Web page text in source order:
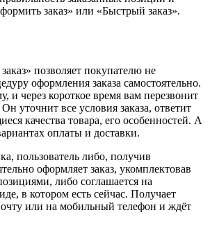
заказ» или «Быстрый заказ».
позволяет покупателю не
оформления заказа самостоятельно.
и через короткое время вам перезвонит
уточнит все условия заказа, ответит
качества товара, его особенностей. А
оплаты и доставки.
пользователь либо, получив
оформляет заказ, укомплектовав
либо соглашается на
в котором есть сейчас. Получает
или на мобильный телефон и ждёт